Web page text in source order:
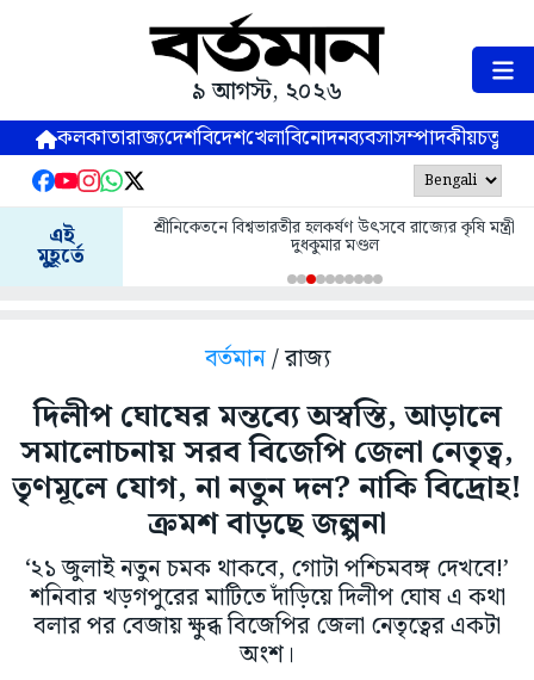
৯ আগস্ট, ২০২৬
কলকাতারাজ্যদেশবিদেশখেলাবিনোদনব্যবসাসম্পাদকীয়
এই
মুহূর্তে
শ্রীনিকেতনে বিশ্বভারতীর হলকর্ষণ উৎসবে রাজ্যের কৃষি মন্ত্রী
দুধকুমার মণ্ডল
বর্তমান/ রাজ্য
দিলীপ ঘোষের মন্তব্যে অস্বস্তি, আড়ালে
সমালোচনায় সরব বিজেপি জেলা নেতৃত্ব,
তৃণমূলে যোগ, না নতুন দল? নাকি বিদ্রোহ!
ক্রমশ বাড়ছে জল্পনা
‘২১ জুলাই নতুন চমক থাকবে, গোটা পশ্চিমবঙ্গ দেখবে!’
শনিবার খড়গপুরের মাটিতে দাঁড়িয়ে দিলীপ ঘোষ এ কথা
বলার পর বেজায় ক্ষুব্ধ বিজেপির জেলা নেতৃত্বের একটা
অংশ।